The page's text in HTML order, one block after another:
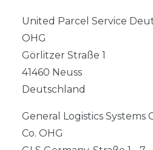
United Parcel Service
OHG
Görlitzer Straße 1
41460 Neuss
Deutschland
General Logistics Systems
Co. OHG